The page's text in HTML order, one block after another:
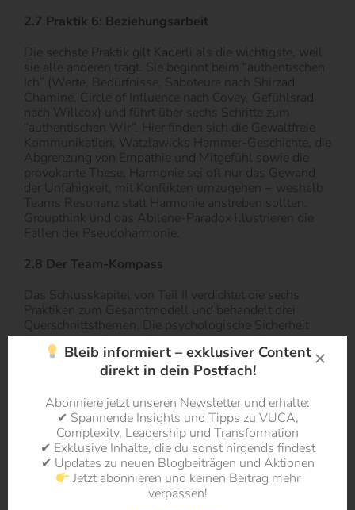
2.7 Praktik 6: Beziehungsarbeit
Die sechste Praktik gilt Kaderli als die wichtigste, weil
sie alle anderen trägt. Sie beginnt beim “authentischen
Ich” (Werte, Bedürfnisse, Saboteure nach Shirzad
Chamine, Circle of Influence nach Covey, Gefühlsrad
nach Willcox) und führt über sechs Schritte zum
“authentischen Wir”. Hier finden sich die Gewaltfreie
Kommunikation, Watzlawicks Hammer-Geschichte, die
Abgrenzung von Empathie und Mitgefühl sowie die
provokante These, Harmonie sei oft nur das Gewand
der Unfähigkeit, mit Konflikten umzugehen − weshalb
Teams Resonanz statt Harmonie anstreben sollten.
Groupthink und das Abilene-Paradox illustrieren die
Fallen der Pseudoharmonie.
2.8 Der Team-Kompass
Das Schlusskapitel von Teil II verdichtet die sechs
Praktiken zum Gesamtmodell und behandelt drei
Querschnittsthemen. Die psychologische Sicherheit
(Edmondson, Google-Projekt Aristoteles, Timothy
Clarks vier Facetten) wird als emergentes Phänomen
aller Praktiken eingeordnet. Es folgen 18 Thesen zum
ein eigener Abschnitt zu künstlicher Intelligenz, der KI
als “Kulturspiegel” deutet, vor kognitiver Atrophie
warnt (MIT-Studie zum Cognitive Offloading) und für
einen Human-in-the-Loop-Ansatz plädiert. KI, so die
Leitformel, schafft Raum für menschliche Intelligenz,
ersetzt sie aber nicht.
Bleib informiert – exklusiver Content
direkt in dein Postfach!
Abonniere jetzt unseren Newsletter und erhalte:
✔ Spannende Insights und Tipps zu VUCA,
Complexity, Leadership und Transformation
✔ Exklusive Inhalte, die du sonst nirgends findest
✔ Updates zu neuen Blogbeiträgen und Aktionen
Jetzt abonnieren und keinen Beitrag mehr
verpassen!